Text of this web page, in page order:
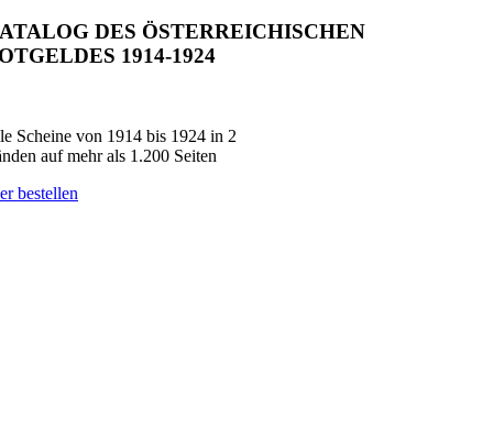
DES ÖSTERREICHISCHEN
1914-1924
Scheine von 1914 bis 1924 in 2
auf mehr als 1.200 Seiten
bestellen